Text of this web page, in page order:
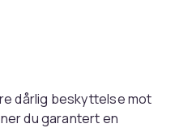
dårlig beskyttelse mot
du garantert en